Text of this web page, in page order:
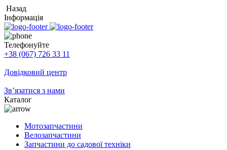
Назад
Інформація
Телефонуйте
+38 (067) 726 33 11
Довідковий центр
Зв’язатися з нами
Каталог
Мотозапчастини
Велозапчастини
Запчастини до садової техніки